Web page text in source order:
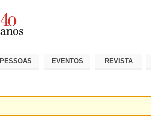
PESSOAS EVENTOS REVISTA